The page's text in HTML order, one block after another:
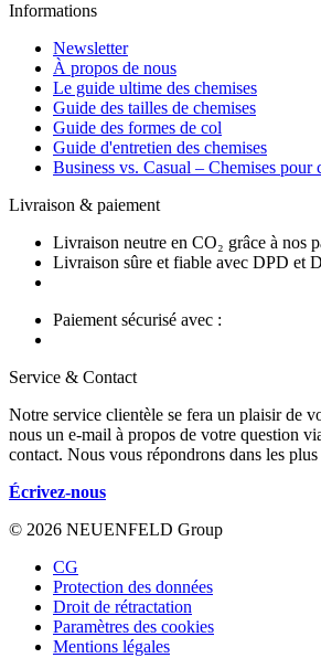
Informations
Newsletter
À propos de nous
Le guide ultime des chemises
Guide des tailles de chemises
Guide des formes de col
Guide d'entretien des chemises
Business vs. Casual – Chemises pour
Livraison & paiement
Livraison neutre en CO₂ grâce à nos
Livraison sûre et fiable avec DPD et
Paiement sécurisé avec :
Service & Contact
Notre service clientèle se fera un plaisir de
nous un e-mail à propos de votre question
contact. Nous vous répondrons dans les
Écrivez-nous
© 2026 NEUENFELD Group
CG
Protection des données
Droit de rétractation
Paramètres des cookies
Mentions légales